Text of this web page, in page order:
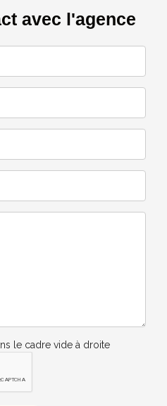
avec l'agence
le cadre vide à droite